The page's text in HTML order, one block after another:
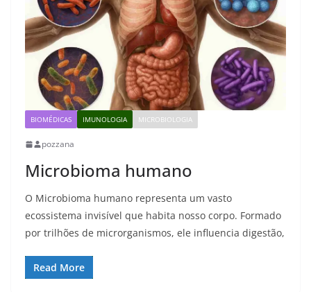
BIOMÉDICAS IMUNOLOGIA MICROBIOLOGIA
pozzana
Microbioma humano
O Microbioma humano representa um vasto
ecossistema invisível que habita nosso corpo. Formado
por trilhões de microrganismos, ele influencia digestão,
Read More